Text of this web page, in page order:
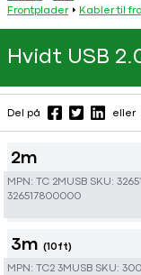
Frontplader
Kabler til
Hvidt USB
Del på eller
2m
MPN: TC 2MUSB SKU:
326517800000
3m (10ft)
MPN: TC2 3MUSB SKU: